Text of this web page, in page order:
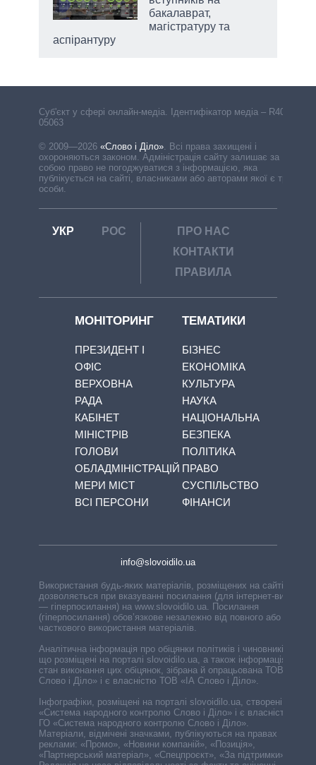
бакалаврат,
магістратуру та
аспірантуру
Cуб'єкт у сфері онлайн-медіа. Ідентифікатор медіа – R40-
05063
© 2009—2026 «Слово і Діло». Всі права захищені і
охороняються законом. Адміністрація сайту залишає за
собою право не погоджуватися з інформацією, яка
публікується на сайті, власниками або авторами якої є треті
особи.
УКР РОС
ПРО НАС
КОНТАКТИ
ПРАВИЛА
МОНІТОРИНГ
ПРЕЗИДЕНТ І
ОФІС
ВЕРХОВНА
РАДА
КАБІНЕТ
МІНІСТРІВ
ГОЛОВИ
ОБЛАДМІНІСТРАЦІЙ
МЕРИ МІСТ
ВСІ ПЕРСОНИ
ТЕМАТИКИ
БІЗНЕС
ЕКОНОМІКА
КУЛЬТУРА
НАУКА
НАЦІОНАЛЬНА
БЕЗПЕКА
ПОЛІТИКА
ПРАВО
СУСПІЛЬСТВО
ФІНАНСИ
info@slovoidilo.ua
Використання будь-яких матеріалів, розміщених на сайті,
дозволяється при вказуванні посилання (для інтернет-видань
— гіперпосилання) на www.slovoidilo.ua. Посилання
(гіперпосилання) обов’язкове незалежно від повного або
часткового використання матеріалів.
Аналітична інформація про обіцянки політиків і чиновників,
що розміщені на порталі slovoidilo.ua, а також інформація про
стан виконання цих обіцянок, зібрана й опрацьована ТОВ «ІА
Слово і Діло» і є власністю ТОВ «ІА Слово і Діло».
Інфографіки, розміщені на порталі slovoidilo.ua, створені ГО
«Система народного контролю Слово і Діло» і є власністю
ГО «Система народного контролю Слово і Діло».
Матеріали, відмічені значками, публікуються на правах
реклами: «Промо», «Новини компаній», «Позиція»,
«Партнерський матеріал», «Спецпроєкт», «За підтримки».